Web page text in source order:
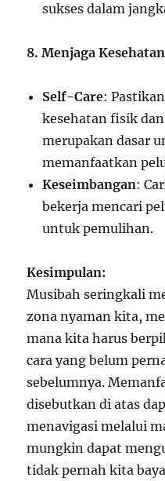
sukses dalam
8. Menjaga
Self-Care:
kesehatan fisik
merupakan dasar
memanfaatkan
Keseimbangan:
bekerja mencari
untuk pemulihan.
Kesimpulan:
Musibah seringkali
zona nyaman kita,
mana kita harus
cara yang belum
sebelumnya.
disebutkan di atas
menavigasi melalui
mungkin dapat
tidak pernah kita